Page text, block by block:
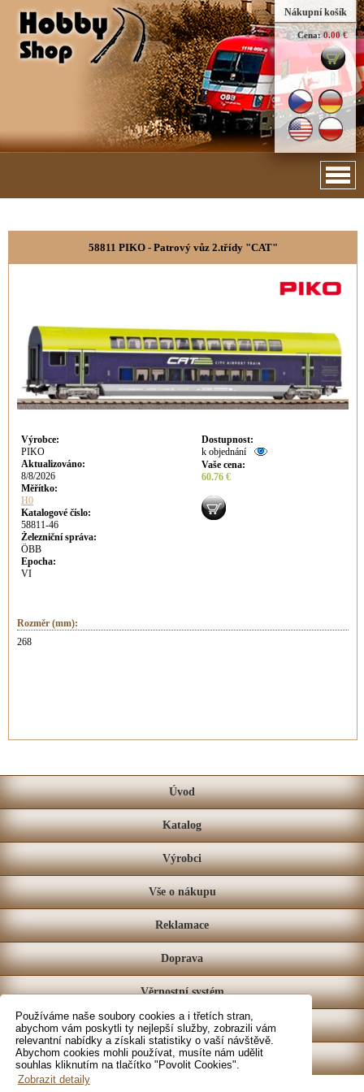
Používáme naše soubory cookies a i třetích stran,
abychom vám poskytli ty nejlepší služby, zobrazili vám
relevantní nabídky a získali statistiky o vaší návštěvě.
Abychom cookies mohli používat, musíte nám udělit
souhlas kliknutím na tlačítko "Povolit Cookies".
Zobrazit detaily
Nákupní košík
Cena: 0.00 €
58811 PIKO - Patrový vůz 2.třídy "CAT"
Výrobce:
PIKO
Aktualizováno:
8/8/2026
Měřítko:
H0
Katalogové číslo:
58811-46
Železniční správa:
ÖBB
Epocha:
VI
Dostupnost:
k objednání
Vaše cena:
60.76 €
Rozměr (mm):
268
Úvod
Katalog
Výrobci
Vše o nákupu
Reklamace
Doprava
Věrnostní systém
Prodejna
Kontakt